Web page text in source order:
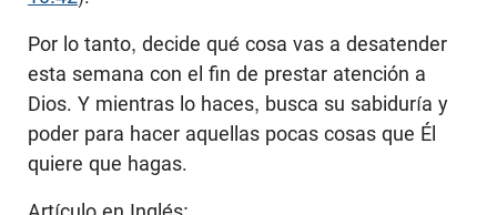
Por lo tanto, decide qué cosa vas a desatender
esta semana con el fin de prestar atención a
Dios. Y mientras lo haces, busca su sabiduría y
poder para hacer aquellas pocas cosas que Él
quiere que hagas.